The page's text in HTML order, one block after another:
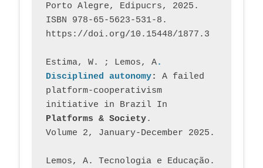
Porto Alegre, Edipucrs, 2025.
ISBN 978-65-5623-531-8.
https://doi.org/10.15448/1877.3
Estima, W. ; Lemos, A.
Disciplined autonomy: A failed
platform-cooperativism
initiative in Brazil In
Platforms & Society.
Volume 2, January-December 2025.
Lemos, A. Tecnologia e Educação.